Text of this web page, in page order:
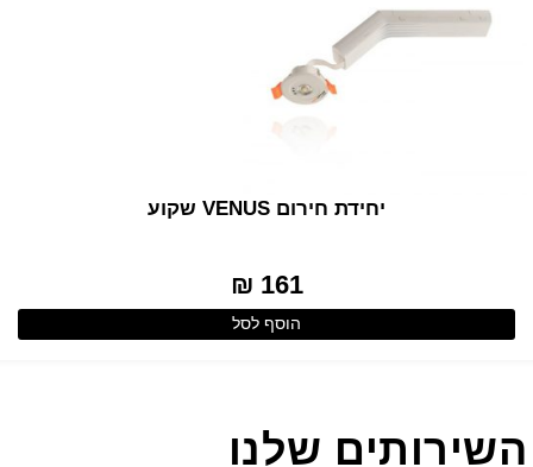
יחידת חירום VENUS שקוע
161 ₪
הוסף לסל
השירותים שלנו